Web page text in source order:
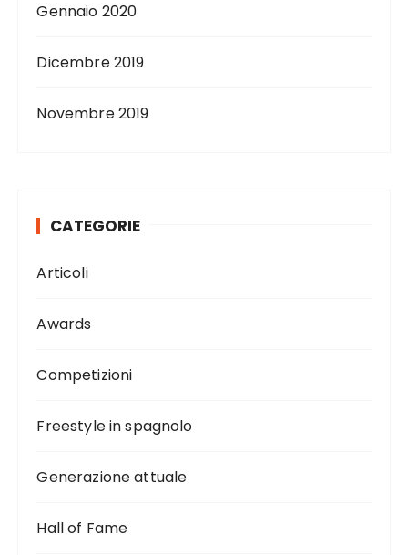
Gennaio 2020
Dicembre 2019
Novembre 2019
CATEGORIE
Articoli
Awards
Competizioni
Freestyle in spagnolo
Generazione attuale
Hall of Fame